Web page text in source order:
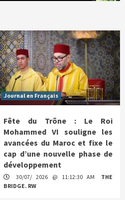
Journal en Français
Fête du Trône : Le Roi
Mohammed VI souligne les
avancées du Maroc et fixe le
cap d’une nouvelle phase de
développement
30/07/ 2026 @ 11:12:30 AM
THE
BRIDGE. RW